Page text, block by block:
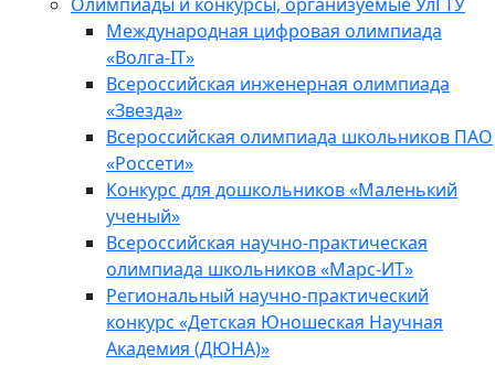
Международная цифровая олимпиада
«Волга-IT»
Всероссийская инженерная олимпиада
«Звезда»
Всероссийская олимпиада школьников ПАО
«Россети»
Конкурс для дошкольников «Маленький
ученый»
Всероссийская научно-практическая
олимпиада школьников «Марс-ИТ»
Региональный научно-практический
конкурс «Детская Юношеская Научная
Академия (ДЮНА)»